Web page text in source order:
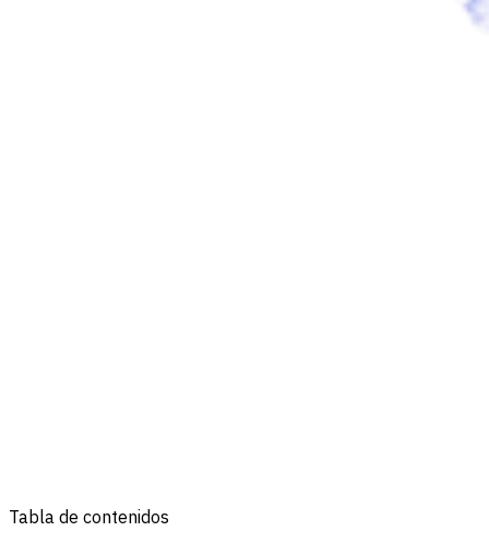
Tabla de contenidos